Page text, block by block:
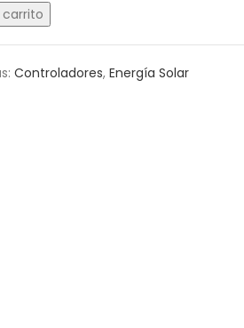
carrito
Controladores, Energía Solar